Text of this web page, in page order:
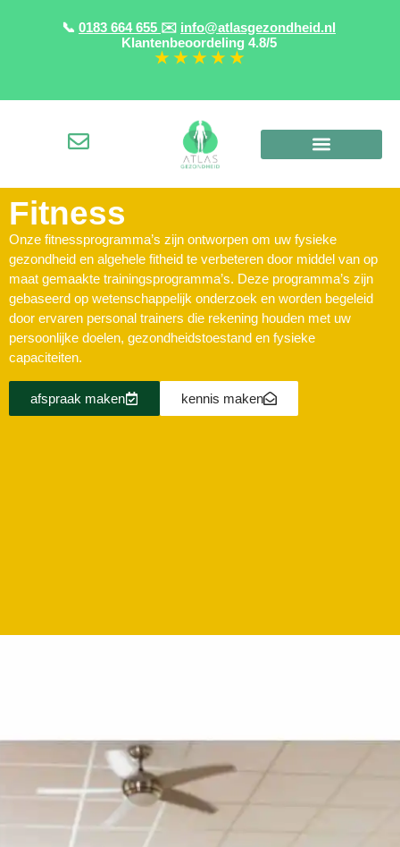
📞 0183 664 655 ✉️ info@atlasgezondheid.nl
Klantenbeoordeling 4.8/5
★ ★ ★ ★ ★
Fitness
Onze fitnessprogramma’s zijn ontworpen om uw fysieke
gezondheid en algehele fitheid te verbeteren door middel van op
maat gemaakte trainingsprogramma’s. Deze programma’s zijn
gebaseerd op wetenschappelijk onderzoek en worden begeleid
door ervaren personal trainers die rekening houden met uw
persoonlijke doelen, gezondheidstoestand en fysieke
capaciteiten.
afspraak maken kennis maken